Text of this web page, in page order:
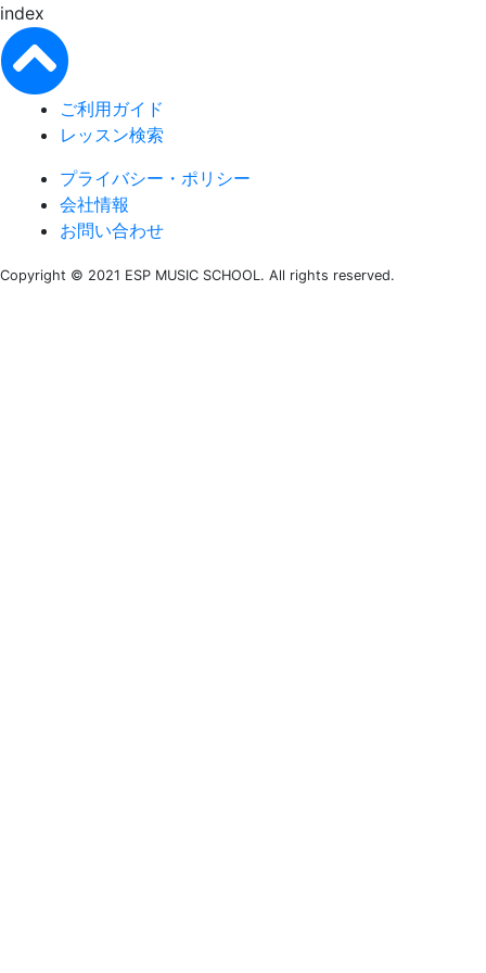
index
ご利用ガイド
レッスン検索
プライバシー・ポリシー
会社情報
お問い合わせ
Copyright © 2021 ESP MUSIC SCHOOL. All rights reserved.